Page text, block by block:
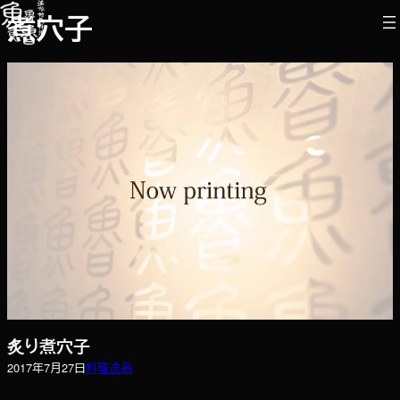
内
容
を
煮穴子
炙り煮穴子
2017年7月27日料理逸品